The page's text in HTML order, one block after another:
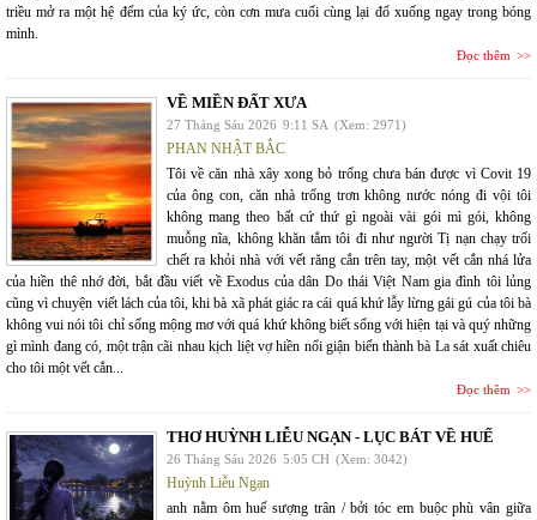
triều mở ra một hệ đếm của ký ức, còn cơn mưa cuối cùng lại đổ xuống ngay trong bóng
mình.
Đọc thêm
VỀ MIỀN ĐẤT XƯA
27 Tháng Sáu 2026 9:11 SA (Xem: 2971)
PHAN NHẬT BẮC
Tôi về căn nhà xây xong bỏ trống chưa bán được vì Covit 19
của ông con, căn nhà trống trơn không nước nóng đi vội tôi
không mang theo bất cứ thứ gì ngoài vài gói mì gói, không
muỗng nĩa, không khăn tắm tôi đi như người Tị nạn chạy trối
chết ra khỏi nhà với vết răng cắn trên tay, một vết cắn nhá lửa
của hiền thê nhớ đời, bắt đầu viết về Exodus của dân Do thái Việt Nam gia đình tôi lủng
cũng vì chuyện viết lách của tôi, khi bà xã phát giác ra cái quá khứ lẫy lừng gái gú của tôi bà
không vui nói tôi chỉ sống mộng mơ với quá khứ không biết sống với hiện tại và quý những
gì mình đang có, một trận cãi nhau kịch liệt vợ hiền nổi giận biến thành bà La sát xuất chiêu
cho tôi một vết cắn...
Đọc thêm
THƠ HUỲNH LIỄU NGẠN - LỤC BÁT VỀ HUẾ
26 Tháng Sáu 2026 5:05 CH (Xem: 3042)
Huỳnh Liễu Ngạn
anh nằm ôm huế sượng trân / bởi tóc em buộc phù vân giữa